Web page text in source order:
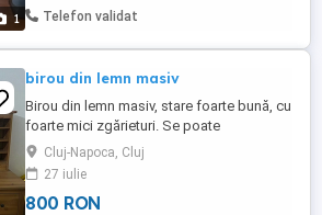
1
reglabilă, fiind ideal pentru work from
Telefon validat
birou din lemn masiv
Birou din lemn masiv, stare foarte bună, cu
foarte mici zgărieturi. Se poate
dezasambla parțial. Dimensiuni: lățime
155 cm, adâncime 65 cm, înălțime 74 cm,
înălțime rafturi 63 cm Cluj - Napoca Nu
ofer transport Mesaj in privat
Cluj-Napoca, Cluj
27 iulie
800 RON